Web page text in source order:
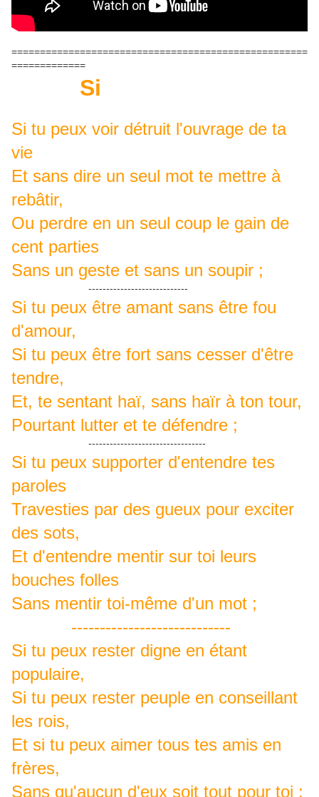
====================================================
=============
Si
Si tu peux voir détruit l'ouvrage de ta
vie
Et sans dire un seul mot te mettre à
rebâtir,
Ou perdre en un seul coup le gain de
cent parties
Sans un geste et sans un soupir ;
----------------------------
Si tu peux être amant sans être fou
d'amour,
Si tu peux être fort sans cesser d'être
tendre,
Et, te sentant haï, sans haïr à ton tour,
Pourtant lutter et te défendre ;
---------------------------------
Si tu peux supporter d'entendre tes
paroles
Travesties par des gueux pour exciter
des sots,
Et d'entendre mentir sur toi leurs
bouches folles
Sans mentir toi-même d'un mot ;
----------------------------
Si tu peux rester digne en étant
populaire,
Si tu peux rester peuple en conseillant
les rois,
Et si tu peux aimer tous tes amis en
frères,
Sans qu'aucun d'eux soit tout pour toi ;